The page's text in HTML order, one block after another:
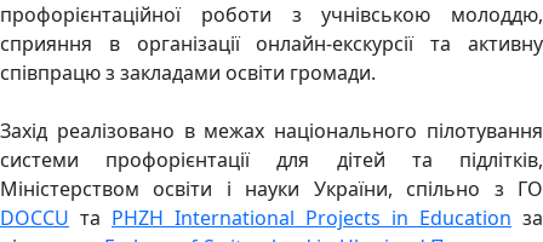
профорієнтаційної роботи з учнівською молоддю,
сприяння в організації онлайн-екскурсії та активну
співпрацю з закладами освіти громади. ‎
Захід реалізовано в межах національного пілотування
системи профорієнтації для дітей та підлітків,
Міністерством освіти і науки України, спільно з ГО
DOCCU та PHZH International Projects in Education за